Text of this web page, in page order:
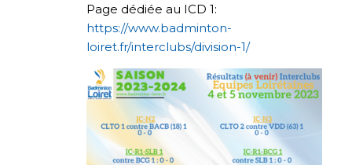
Page dédiée au ICD 1:
https://www.badminton-
loiret.fr/interclubs/division-1/